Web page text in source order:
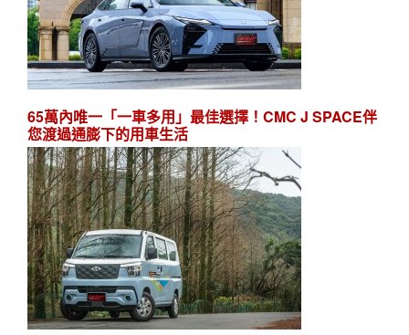
65萬內唯一「一車多用」最佳選擇！CMC J SPACE伴
您渡過通膨下的用車生活